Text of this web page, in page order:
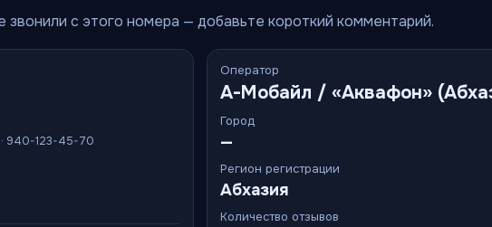
с этого номера — добавьте короткий комментарий.
940-123-45-70
Оператор
А-Мобайл / «Аквафон»
Город
—
Регион регистрации
Абхазия
Количество отзывов